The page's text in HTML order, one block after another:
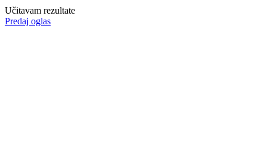
Učitavam rezultate
Predaj oglas